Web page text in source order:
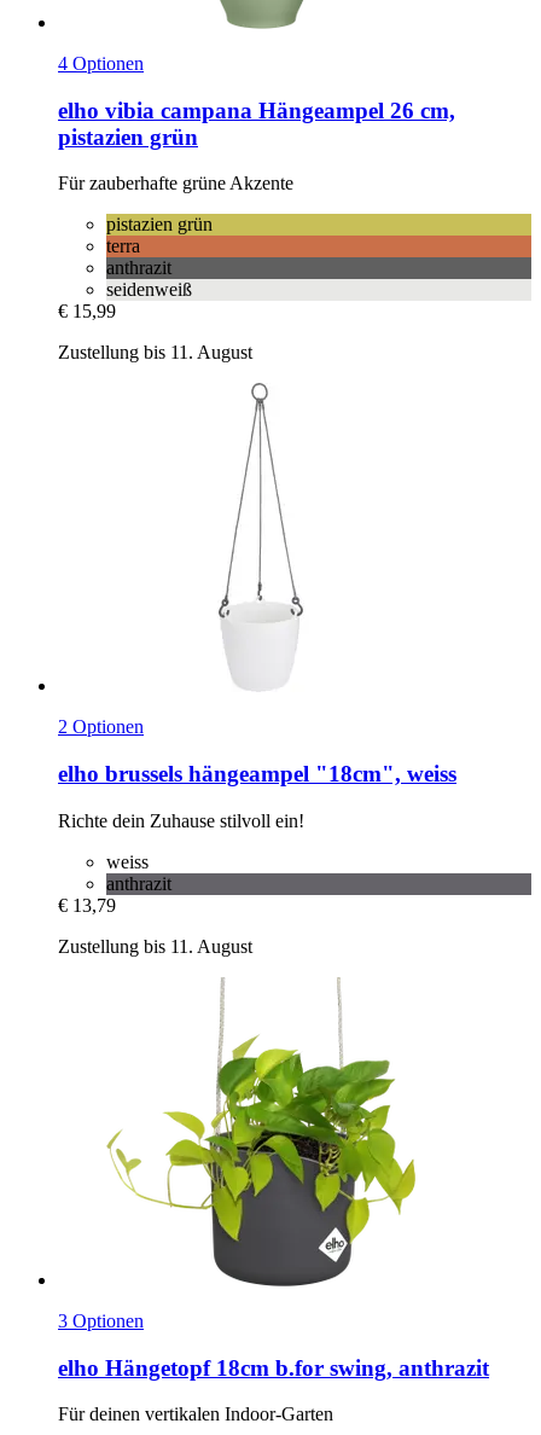
4 Optionen
elho vibia campana Hängeampel 26 cm,
pistazien grün
Für zauberhafte grüne Akzente
pistazien grün
terra
anthrazit
seidenweiß
€ 15,99
Zustellung bis 11. August
2 Optionen
elho brussels hängeampel "18cm", weiss
Richte dein Zuhause stilvoll ein!
weiss
anthrazit
€ 13,79
Zustellung bis 11. August
3 Optionen
elho Hängetopf 18cm b.for swing, anthrazit
Für deinen vertikalen Indoor-​Garten